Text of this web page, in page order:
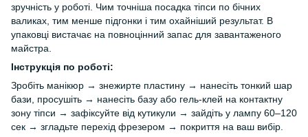
зручність у роботі. Чим точніша посадка тіпси по бічних
валиках, тим менше підгонки і тим охайніший результат. В
упаковці вистачає на повноцінний запас для завантаженого
майстра.
Інструкція по роботі:
Зробіть манікюр → знежирте пластину → нанесіть тонкий шар
бази, просушіть → нанесіть базу або гель-клей на контактну
зону тіпси → зафіксуйте від кутикули → зайдіть у лампу 60–120
сек → згладьте перехід фрезером → покриття на ваш вибір.